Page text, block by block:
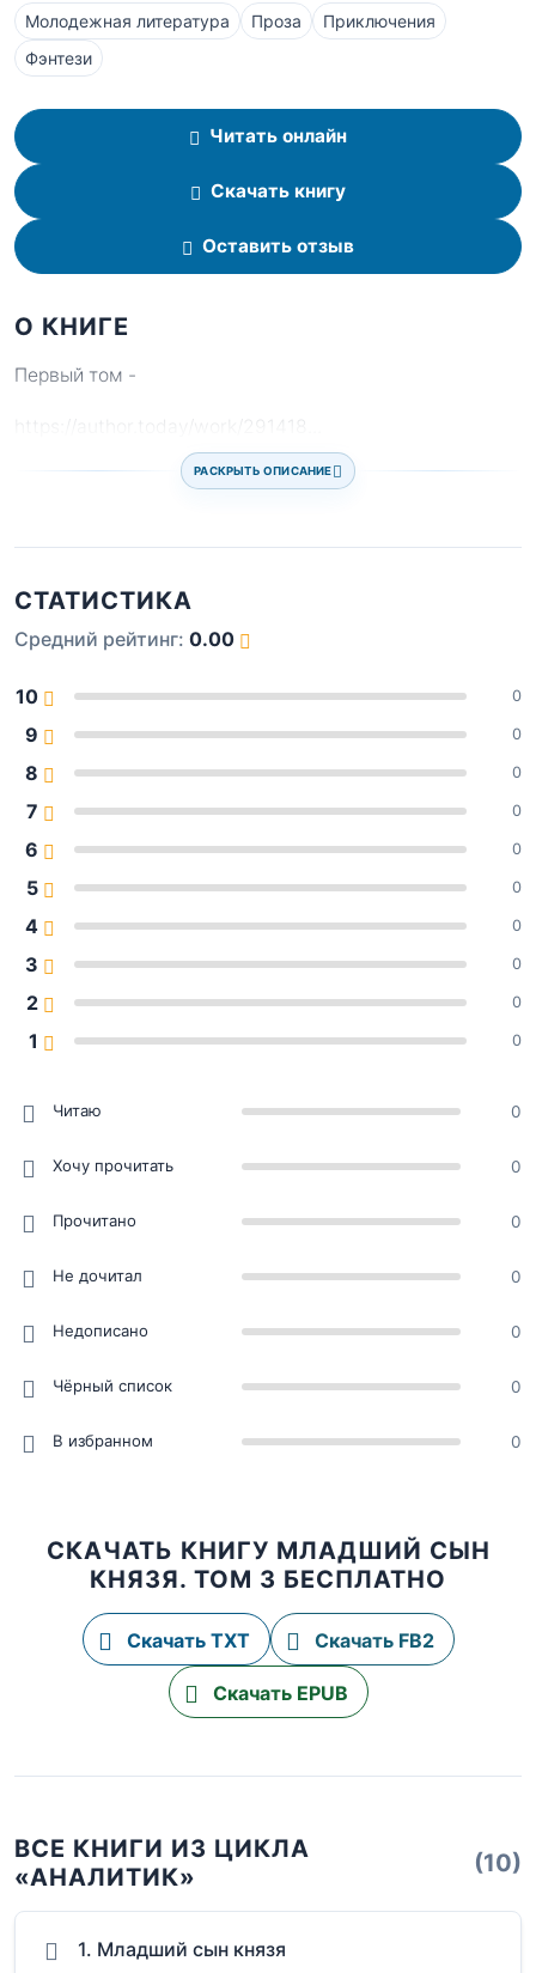
Молодежная литература Проза
Приключения
Фэнтези
Читать онлайн
Скачать книгу
Оставить отзыв
О КНИГЕ
Первый том -
РАСКРЫТЬ ОПИСАНИЕ
СТАТИСТИКА
Средний рейтинг: 0.00
10 0
9 0
8 0
7 0
6 0
5 0
4 0
3 0
2 0
1 0
Читаю 0
Хочу прочитать 0
Прочитано 0
Не дочитал 0
Недописано 0
Чёрный список 0
В избранном 0
СКАЧАТЬ КНИГУ МЛАДШИЙ СЫН
КНЯЗЯ. ТОМ 3 БЕСПЛАТНО
Скачать TXT Скачать FB2
Скачать EPUB
ВСЕ КНИГИ ИЗ ЦИКЛА
«АНАЛИТИК»
(10)
1. Младший сын князя